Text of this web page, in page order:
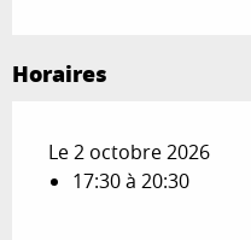
Horaires
Le 2 octobre 2026
17:30 à 20:30